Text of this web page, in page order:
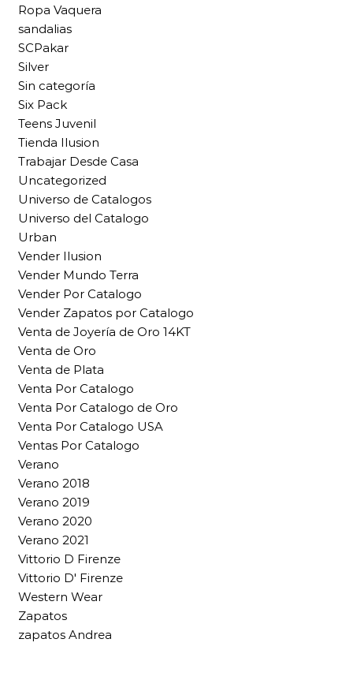
Ropa Vaquera
sandalias
SCPakar
Silver
Sin categoría
Six Pack
Teens Juvenil
Tienda Ilusion
Trabajar Desde Casa
Uncategorized
Universo de Catalogos
Universo del Catalogo
Urban
Vender Ilusion
Vender Mundo Terra
Vender Por Catalogo
Vender Zapatos por Catalogo
Venta de Joyería de Oro 14KT
Venta de Oro
Venta de Plata
Venta Por Catalogo
Venta Por Catalogo de Oro
Venta Por Catalogo USA
Ventas Por Catalogo
Verano
Verano 2018
Verano 2019
Verano 2020
Verano 2021
Vittorio D Firenze
Vittorio D' Firenze
Western Wear
Zapatos
zapatos Andrea